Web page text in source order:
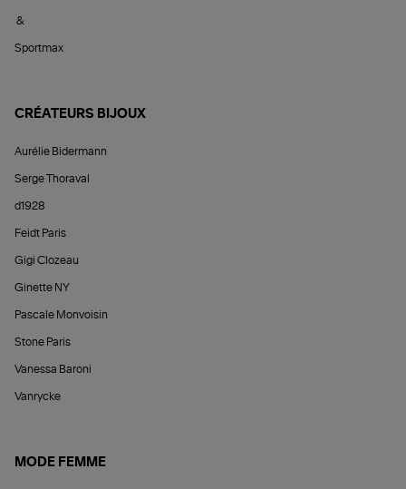
&
Sportmax
CRÉATEURS BIJOUX
Aurélie Bidermann
Serge Thoraval
d1928
Feidt Paris
Gigi Clozeau
Ginette NY
Pascale Monvoisin
Stone Paris
Vanessa Baroni
Vanrycke
MODE FEMME